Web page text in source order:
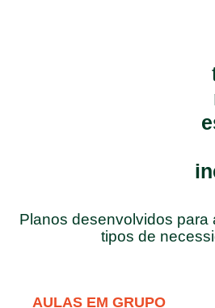
Planos desenvolvidos para
tipos de
AULAS EM GRUPO